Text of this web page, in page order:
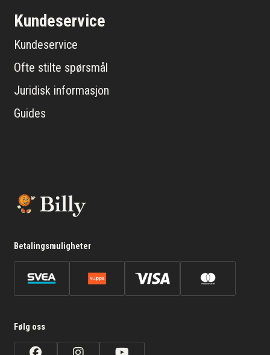
Kundeservice
Kundeservice
Ofte stilte spørsmål
Juridisk informasjon
Guides
Betalingsmuligheter
Følg oss